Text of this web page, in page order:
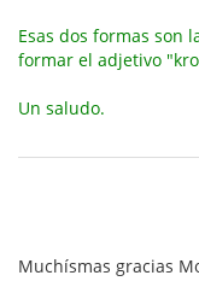
Esas dos formas son
formar el adjetivo
Un saludo.
Muchísmas gracias